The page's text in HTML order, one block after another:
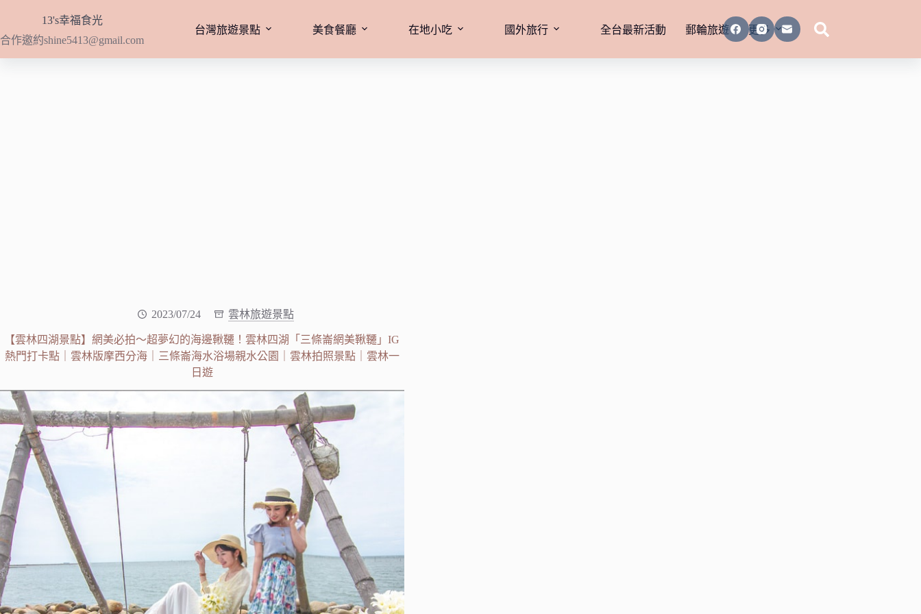
主
要
13's幸福食光
合作邀約shine5413@gmail.com
台灣旅遊景點 美食餐廳 在地小吃 國外旅行 全台最新活動 郵輪旅遊 更多
2023/07/24 雲林旅遊景點
【雲林四湖景點】網美必拍～超夢幻的海邊鞦韆！雲林四湖「三條崙網美鞦韆」IG
熱門打卡點｜雲林版摩西分海｜三條崙海水浴場親水公園｜雲林拍照景點｜雲林一
日遊